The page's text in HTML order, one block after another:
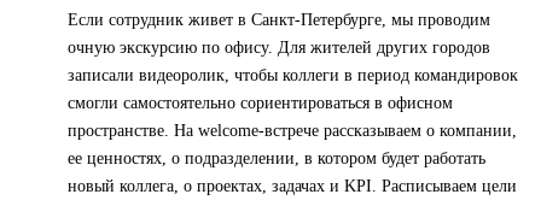
Если сотрудник живет в Санкт-Петербурге, мы проводим
очную экскурсию по офису. Для жителей других городов
записали видеоролик, чтобы коллеги в период командировок
смогли самостоятельно сориентироваться в офисном
пространстве. На welcome-встрече рассказываем о компании,
ее ценностях, о подразделении, в котором будет работать
новый коллега, о проектах, задачах и KPI. Расписываем цели